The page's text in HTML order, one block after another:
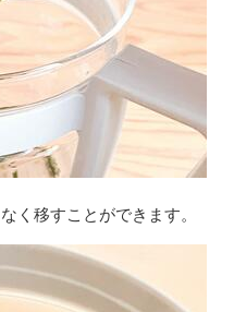
く移すことができます。